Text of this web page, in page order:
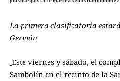
La primera clasificatoria estará
Germán
Este viernes y sábado, el
Sambolín en el recinto de la